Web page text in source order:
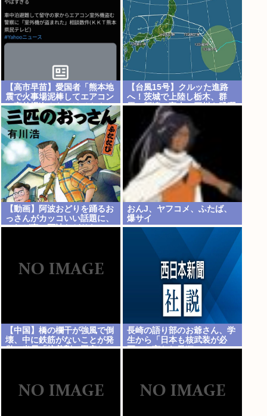
【高市早苗】愛国者「熊本地
震で火事場泥棒してエアコン
の室外機盗んだのはベトナム
人！」日本人でした
【台風15号】クルッた進路
へ！茨城で上陸し栃木、群
馬、新潟、富山、石川を蹂躙
して日本海へ
【動画】阿波おどりを踊るお
っさんがカッコいい話題に、
これが真の阿波おどりなの
おんJ、ヤフコメ、ふたば、
爆サイ
【中国】橋の欄干が強風で倒
壊、中に鉄筋がないことが発
覚＝当局「接着剤で固定し
長崎の語り部のお爺さん、学
生から「日本も核武装が必
要」と言われ発狂